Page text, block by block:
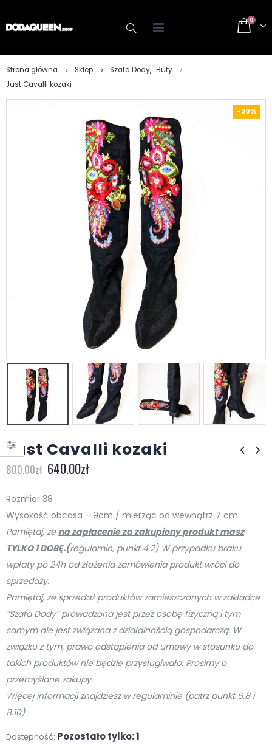
0
Strona główna Sklep Szafa Dody, Buty
Just Cavalli kozaki
-20%
Just Cavalli kozaki
800.00zł 640.00zł
Rozmiar 38
Wysokość obcasa – 9cm / mierząc od wewnątrz 7 cm
Pamiętaj, że na zapłacenie za zakupiony produkt masz
TYLKO 1 DOBĘ.(regulamin, punkt 4.2)W przypadku braku
wpłaty po 24h od złożenia zamówienia produkt wróci do
sprzedaży.
Pamiętaj, że sprzedaż produktów zamieszczonych w zakładce
“Szafa Dody” prowadzona jest przez osobę fizyczną i tym
samym nie jest związana z działalnością gospodarczą. W
związku z tym, prawo odstąpienia od umowy w stosunku do
takich produktów nie będzie przysługiwało. Prosimy o
przemyślane zakupy.
Więcej informacji znajdziesz w regulaminie (patrz punkt 6.8 i
8.10)
Dostępność: Pozostało tylko: 1